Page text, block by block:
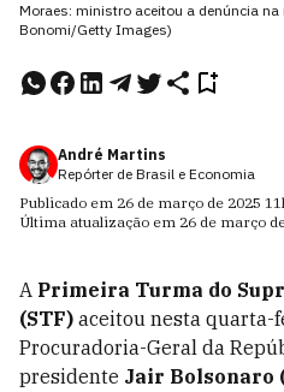
Moraes: ministro aceitou a denúncia na
Bonomi/Getty Images)
André Martins
Repórter de Brasil e Economia
Publicado em 26 de março de 2025
Última atualização em 26 de março
A Primeira Turma do
(STF) aceitou nesta quarta-
Procuradoria-Geral da
presidente Jair Bolsonaro